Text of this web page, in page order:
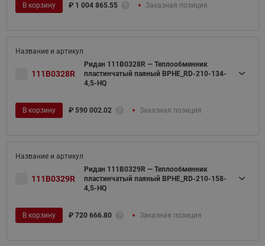
В корзину ₽ 1 004 865.55 Заказная позиция
111B0328R
Ридан 111B0328R — Теплообменник
пластинчатый паяный BPHE_RD-210-134-
4,5-HQ
В корзину ₽ 590 002.02 Заказная позиция
111B0329R
Ридан 111B0329R — Теплообменник
пластинчатый паяный BPHE_RD-210-158-
4,5-HQ
В корзину ₽ 720 666.80 Заказная позиция